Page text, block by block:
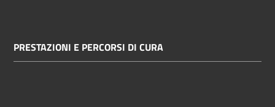
su
PRESTAZIONI E PERCORSI DI CURA